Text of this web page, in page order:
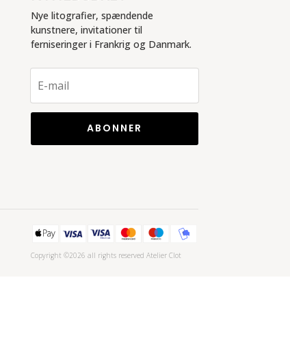
Nye litografier, spændende
kunstnere, invitationer til
ferniseringer i Frankrig og Danmark.
ABONNER
Copyright ©2026 all rights reserved Atelier Clot